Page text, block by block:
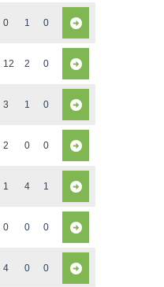
0 1 0
12 2 0
3 1 0
2 0 0
1 4 1
0 0 0
4 0 0